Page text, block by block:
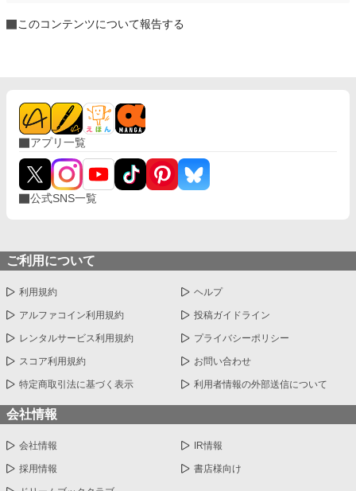
このコンテンツについて報告する
アプリ一覧
公式SNS一覧
ご利用について
利用規約 ヘルプ
アルファコイン利用規約 投稿ガイドライン
レンタルサービス利用規約 プライバシーポリシー
スコア利用規約 お問い合わせ
特定商取引法に基づく表示 利用者情報の外部送信について
会社情報
会社情報 IR情報
採用情報 書店様向け